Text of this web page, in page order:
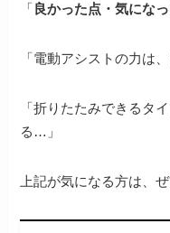
「 良かった点・気にな
「電動アシストの力は
「折りたたみできるタ
る…」
上記が気になる方は、